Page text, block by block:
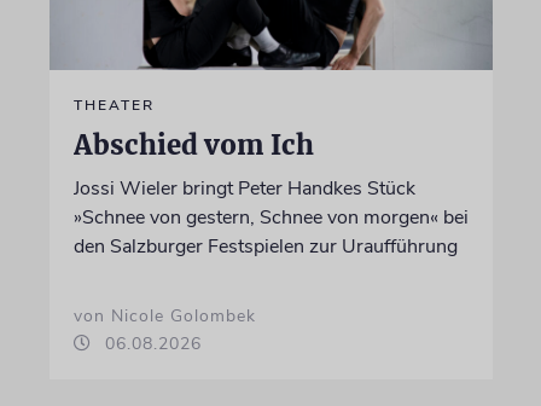
THEATER
Abschied vom Ich
Jossi Wieler bringt Peter Handkes Stück
»Schnee von gestern, Schnee von morgen« bei
den Salzburger Festspielen zur Uraufführung
von Nicole Golombek
06.08.2026